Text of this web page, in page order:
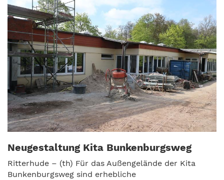
Neugestaltung Kita Bunkenburgsweg
Ritterhude – (th) Für das Außengelände der Kita
Bunkenburgsweg sind erhebliche